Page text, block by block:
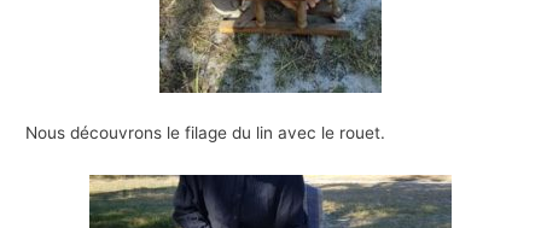
Nous découvrons le filage du lin avec le rouet.